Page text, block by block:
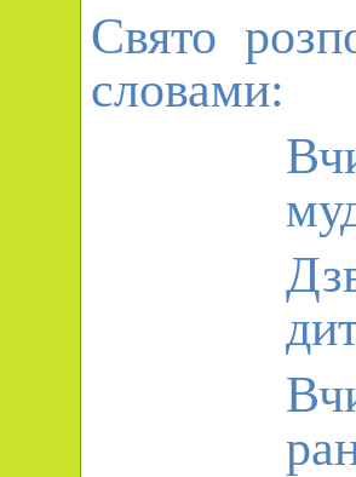
Свято
словами: